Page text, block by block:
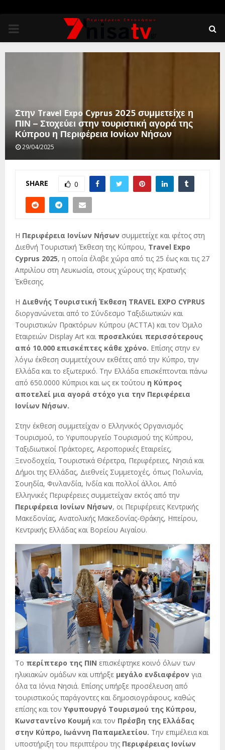
PRIMARY
MENU
Στην Travel Expo Cyprus 2025 συμμετείχε η
ΠΙΝ – Στοχεύει στην τουριστική αγορά της
Κύπρου η Περιφέρεια Ιονίων Νήσων
29/04/2025
SHARE 0
Η Περιφέρεια Ιονίων Νήσων συμμετείχε και φέτος στη
Διεθνή Τουριστική Έκθεση της Κύπρου, Travel Expo
Cyprus 2025, η οποία έλαβε χώρα από τις 25 έως και τις 27
Απριλίου στη Λευκωσία, στους χώρους της Κρατικής
Έκθεσης.
Η Διεθνής Τουριστική Έκθεση TRAVEL EXPO CYPRUS
διοργανώνεται από το Σύνδεσμο Ταξιδιωτικών και
Τουριστικών Πρακτόρων Κύπρου (ACTTA) και τον Όμιλο
Εταιρειών Display Art και προσελκύει περισσότερους
από 10.000 επισκέπτες κάθε χρόνο. Επίσης στην εν
λόγω έκθεση συμμετέχουν εκθέτες από την Κύπρο, την
Ελλάδα και το εξωτερικό. Την Ελλάδα επισκέπτονται πάνω
από 650.0000 Κύπριοι και ως εκ τούτου η Κύπρος
αποτελεί μια αγορά στόχο για την Περιφέρεια
Ιονίων Νήσων.
Στην έκθεση συμμετείχαν ο Ελληνικός Οργανισμός
Τουρισμού, το Υφυπουργείο Τουρισμού της Κύπρου,
Ταξιδιωτικοί Πράκτορες, Αεροπορικές Εταιρείες,
Ξενοδοχεία, Τουριστικά Θέρετρα, Περιφέρειες, Νησιά και
Δήμοι της Ελλάδας, Διεθνείς Συμμετοχές, όπως Πολωνία,
Σουηδία, Φινλανδία, Ινδία και πολλοί άλλοι. Από
Ελληνικές Περιφέρειες συμμετείχαν εκτός από την
Περιφέρεια Ιονίων Νήσων, οι Περιφέρειες Κεντρικής
Μακεδονίας, Ανατολικής Μακεδονίας-Θράκης, Ηπείρου,
Κεντρικής Ελλάδας και Βορείου Αιγαίου.
Το περίπτερο της ΠΙΝ επισκέφτηκε κοινό όλων των
ηλικιακών ομάδων και υπήρξε μεγάλο ενδιαφέρον για
όλα τα Ιόνια Νησιά. Επίσης υπήρξε προσέλευση από
τουριστικούς παράγοντες και δημοσιογράφους, καθώς
επίσης και τον Υφυπουργό Τουρισμού της Κύπρου,
Κωνσταντίνο Κουμή και τον Πρέσβη της Ελλάδας
στην Κύπρο, Ιωάννη Παπαμελετίου. Την επιμέλεια και
υποστήριξη του περιπτέρου της Περιφέρειας Ιονίων